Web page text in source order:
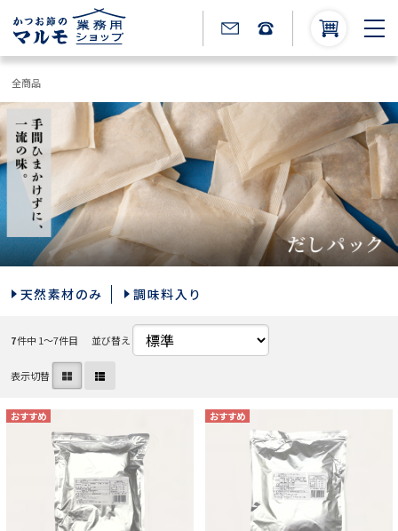
全商品
天然素材のみ 調味料入り
7件中 1〜7件目 並び替え
表示切替